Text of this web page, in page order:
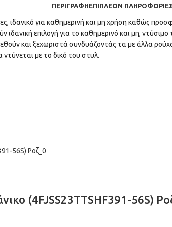
ΠΕΡΙΓΡΑΦΉΕΠΙΠΛΈΟΝ
ιδανικό για καθημερινή και μη χρήση καθώς
ιδανική επιλογή για το καθημερινό και μη,
και ξεχωριστά συνδυάζοντάς τα με άλλα
με το δικό του στυλ.
(4FJSS23TTSHF391-56S)